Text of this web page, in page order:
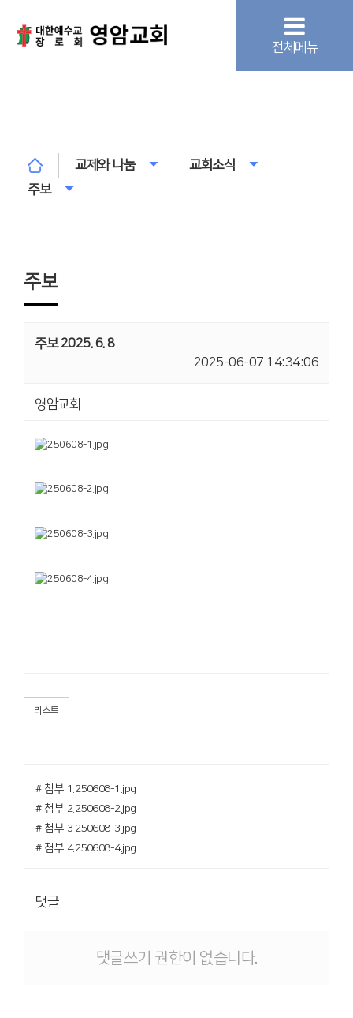
전체메뉴
교제와 나눔
교회소식
주보
주보
주보 2025. 6. 8
2025-06-07 14:34:06
영암교회
리스트
# 첨부 1.250608-1.jpg
# 첨부 2.250608-2.jpg
# 첨부 3.250608-3.jpg
# 첨부 4.250608-4.jpg
댓글
댓글쓰기 권한이 없습니다.